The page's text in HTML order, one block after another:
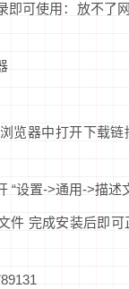
即可使用：放不了
览器中打开下载
“设置->通用->描述
件 完成安装后即